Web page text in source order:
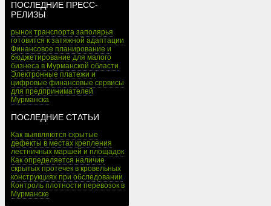
ПОСЛЕДНИЕ ПРЕСС-
РЕЛИЗЫ
рынок транспорта заполярья
готовится к затяжной адаптации
Финансовое планирование и
бюджетирование для малого
бизнеса в Мурманской области
Электронные платежи и
цифровые финансовые сервисы
для предпринимателей
Мурманска
ПОСЛЕДНИЕ СТАТЬИ
Как выявляются скрытые
дефекты в местах крепления
лестничных маршей и площадок
Как определяется наличие
скрытых протечек в кровельных
конструкциях при обследовании
Контроль плотности перевозок в
Мурманске